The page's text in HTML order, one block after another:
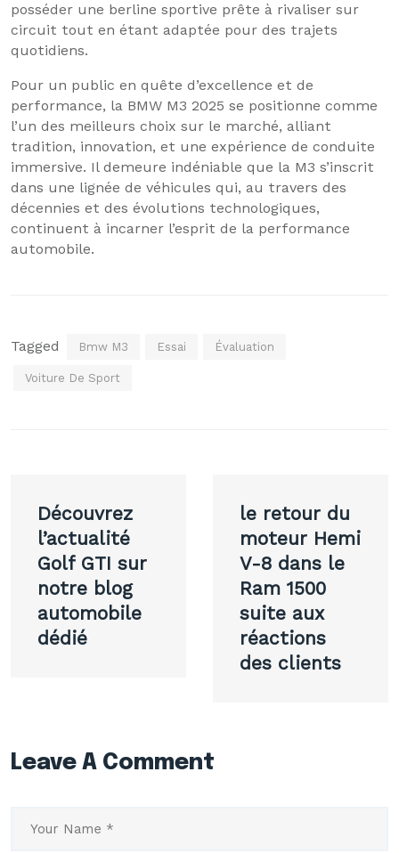
posséder une berline sportive prête à rivaliser sur
circuit tout en étant adaptée pour des trajets
quotidiens.
Pour un public en quête d’excellence et de
performance, la BMW M3 2025 se positionne comme
l’un des meilleurs choix sur le marché, alliant
tradition, innovation, et une expérience de conduite
immersive. Il demeure indéniable que la M3 s’inscrit
dans une lignée de véhicules qui, au travers des
décennies et des évolutions technologiques,
continuent à incarner l’esprit de la performance
automobile.
Tagged Bmw M3 Essai Évaluation
Voiture De Sport
de
l’article
Découvrez
l’actualité
Golf GTI sur
notre blog
automobile
dédié
le retour du
moteur Hemi
V-8 dans le
Ram 1500
suite aux
réactions
des clients
Leave A Comment